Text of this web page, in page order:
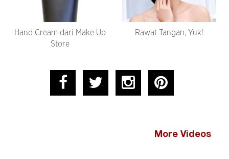
Hand Cream dari Make Up
Store
Rawat Tangan, Yuk!
More Videos